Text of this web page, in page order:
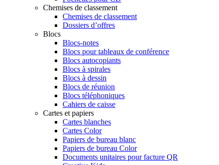
Chemises de classement
Chemises de classement
Dossiers d’offres
Blocs
Blocs-notes
Blocs pour tableaux de conférence
Blocs autocopiants
Blocs à spirales
Blocs à dessin
Blocs de réunion
Blocs téléphoniques
Cahiers de caisse
Cartes et papiers
Cartes blanches
Cartes Color
Papiers de bureau blanc
Papiers de bureau Color
Documents unitaires pour facture QR